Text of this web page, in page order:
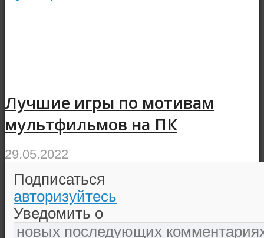
Лучшие игры по мотивам
мультфильмов на ПК
29.05.2022
Подписаться
авторизуйтесь
Уведомить о